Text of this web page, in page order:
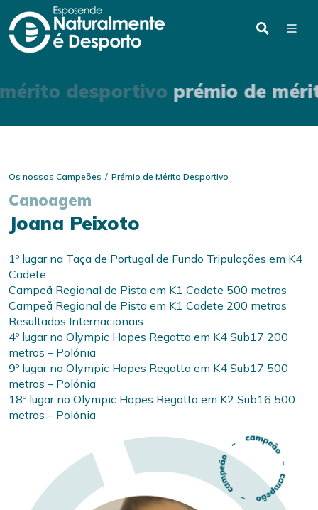
desportivo prémio de
Os nossos Campeões Prémio de Mérito Desportivo
Canoagem
Joana Peixoto
1º lugar na Taça de Portugal de Fundo Tripulações em K4
Cadete
Campeã Regional de Pista em K1 Cadete 500 metros
Campeã Regional de Pista em K1 Cadete 200 metros
Resultados Internacionais:
4º lugar no Olympic Hopes Regatta em K4 Sub17 200
metros – Polónia
9º lugar no Olympic Hopes Regatta em K4 Sub17 500
metros – Polónia
18º lugar no Olympic Hopes Regatta em K2 Sub16 500
metros – Polónia